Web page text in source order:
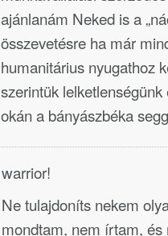
ajánlanám Neked is a
összevetésre ha már
humanitárius nyugathoz
szerintük
okán a bányászbéka
warrior!
Ne tulajdoníts nekem
mondtam, nem írtam,